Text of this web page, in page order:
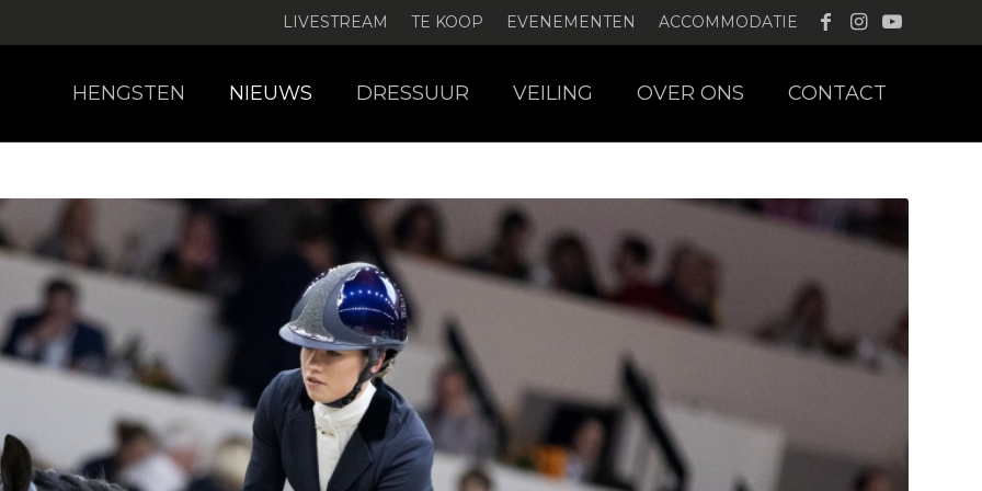
LIVESTREAM TE KOOP EVENEMENTEN ACCOMMODATIE
HENGSTEN NIEUWS DRESSUUR VEILING OVER ONS CONTACT